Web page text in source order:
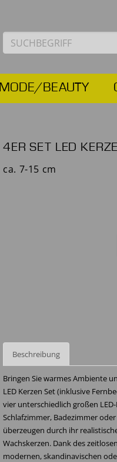
MODE/BEAUTY
4ER SET LED
ca. 7-15 cm
Beschreibung
Bringen Sie warmes Ambiente
LED Kerzen Set (inklusive
vier unterschiedlich großen
Schlafzimmer, Badezimmer
überzeugen durch ihr
Wachskerzen. Dank des
modernen, skandinavischen